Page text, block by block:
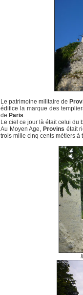
Le patrimoine militaire de
édifice la marque des
de Paris.
Le ciel ce jour là était celui du
Au Moyen Age, Provins était
trois mille cinq cents métiers